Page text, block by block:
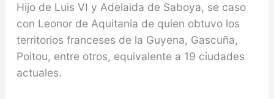
Hijo de Luis VI y Adelaida de Saboya, se caso
con Leo­nor de Aquitania de quien obtuvo los
territorios fran­ceses de la Guyena, Gascuña,
Poitou, entre otros, equi­valente a 19 ciudades
actuales.